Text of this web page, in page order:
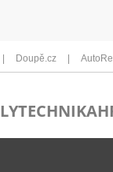
Doupě.cz
TECHNIKA